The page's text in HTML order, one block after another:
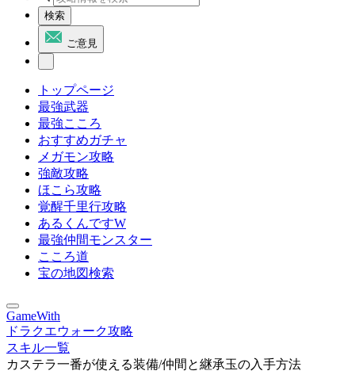
検索
ご意見
トップページ
最強武器
最強こころ
おすすめガチャ
メガモン攻略
強敵攻略
ほこら攻略
覚醒千里行攻略
あるくんですW
最強仲間モンスター
こころ道
宝の地図検索
GameWith
ドラクエウォーク攻略
スキル一覧
カステラ一番が使える装備/仲間と継承玉の入手方法